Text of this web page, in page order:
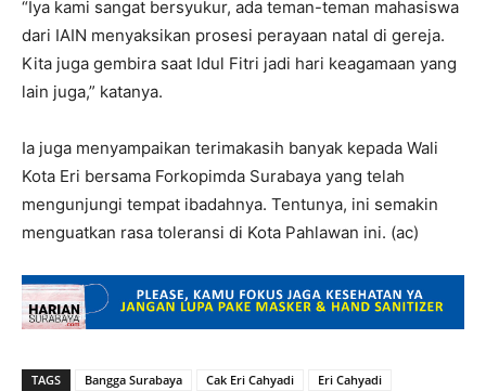
“Iya kami sangat bersyukur, ada teman-teman mahasiswa
dari IAIN menyaksikan prosesi perayaan natal di gereja.
Kita juga gembira saat Idul Fitri jadi hari keagamaan yang
lain juga,” katanya.
Ia juga menyampaikan terimakasih banyak kepada Wali
Kota Eri bersama Forkopimda Surabaya yang telah
mengunjungi tempat ibadahnya. Tentunya, ini semakin
menguatkan rasa toleransi di Kota Pahlawan ini. (ac)
TAGS Bangga Surabaya Cak Eri Cahyadi
Eri Cahyadi